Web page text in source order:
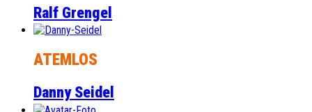
Ralf Grengel
ATEMLOS
Danny Seidel